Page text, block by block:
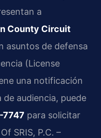
a
County Circuit
asuntos de defensa
(License
una notificación
audiencia, puede
para solicitar
SRIS, P.C. –